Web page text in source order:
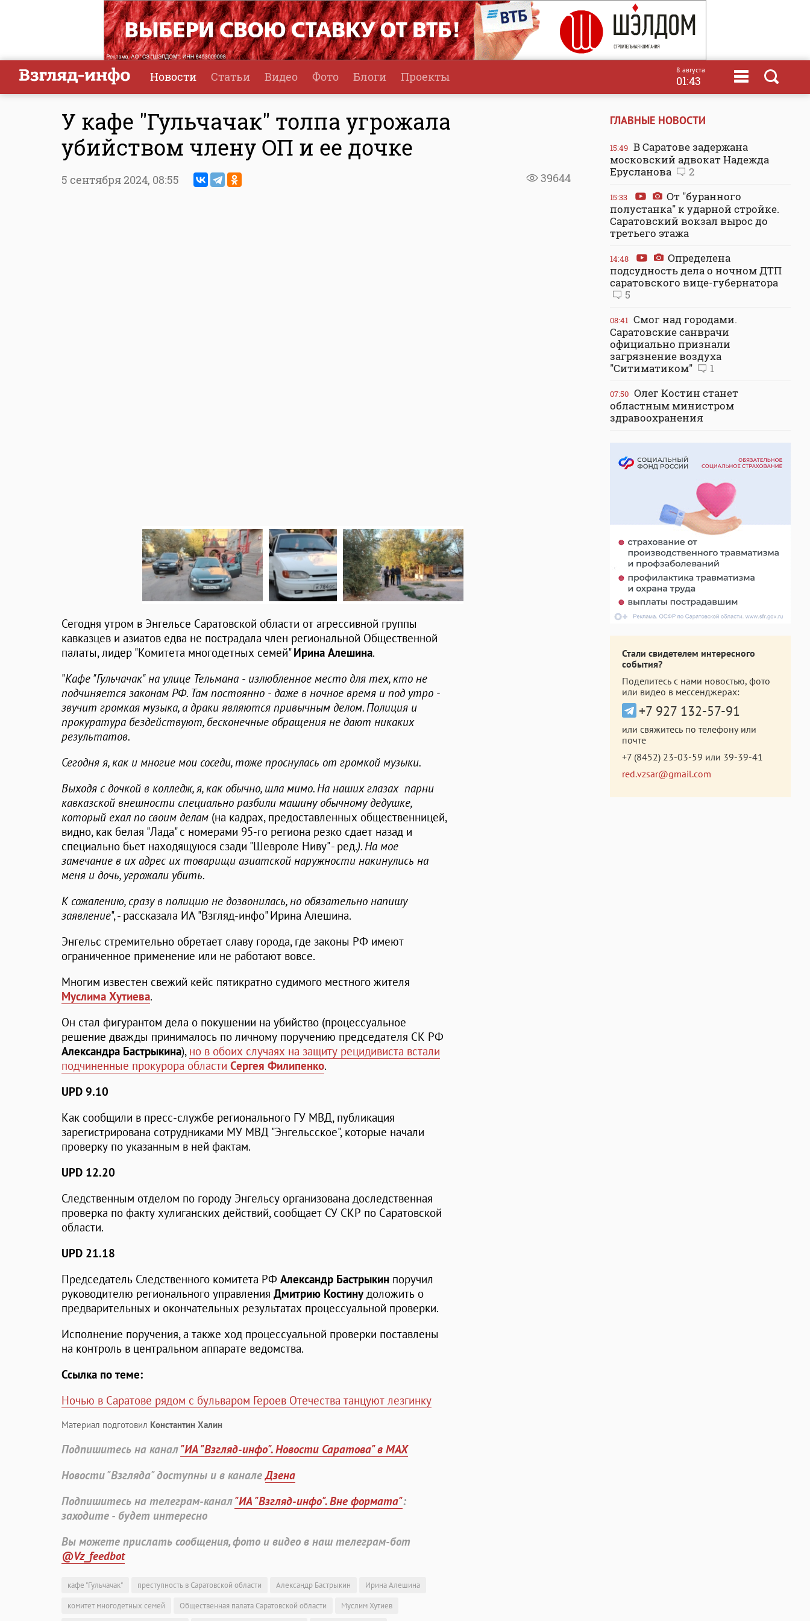
Новости Статьи Видео Фото Блоги Проекты 8 августа
01:43
У кафе "Гульчачак" толпа угрожала
убийством члену ОП и ее дочке
39644
5 сентября 2024, 08:55
Сегодня утром в Энгельсе Саратовской области от агрессивной группы
кавказцев и азиатов едва не пострадала член региональной Общественной
палаты, лидер "Комитета многодетных семей"Ирина Алешина.
"Кафе "Гульчачак" на улице Тельмана - излюбленное место для тех, кто не
подчиняется законам РФ. Там постоянно - даже в ночное время и под утро -
звучит громкая музыка, а драки являются привычным делом. Полиция и
прокуратура бездействуют, бесконечные обращения не дают никаких
результатов.
Сегодня я, как и многие мои соседи, тоже проснулась от громкой музыки.
Выходя с дочкой в колледж, я, как обычно, шла мимо. На наших глазах парни
кавказской внешности специально разбили машину обычному дедушке,
который ехал по своим делам (на кадрах, предоставленных общественницей,
видно, как белая "Лада" с номерами 95-го региона резко сдает назад и
специально бьет находящуюся сзади "Шевроле Ниву" - ред.). На мое
замечание в их адрес их товарищи азиатской наружности накинулись на
меня и дочь, угрожали убить.
К сожалению, сразу в полицию не дозвонилась, но обязательно напишу
заявление", - рассказала ИА "Взгляд-инфо" Ирина Алешина.
Энгельс стремительно обретает славу города, где законы РФ имеют
ограниченное применение или не работают вовсе.
Многим известен свежий кейс пятикратно судимого местного жителя
Муслима Хутиева.
Он стал фигурантом дела о покушении на убийство (процессуальное
решение дважды принималось по личному поручению председателя СК РФ
Александра Бастрыкина), но в обоих случаях на защиту рецидивиста встали
подчиненные прокурора области Сергея Филипенко.
UPD 9.10
Как сообщили в пресс-службе регионального ГУ МВД, публикация
зарегистрирована сотрудниками МУ МВД "Энгельсское", которые начали
проверку по указанным в ней фактам.
UPD 12.20
Следственным отделом по городу Энгельсу организована доследственная
проверка по факту хулиганских действий, сообщает СУ СКР по Саратовской
области.
UPD 21.18
Председатель Следственного комитета РФ Александр Бастрыкин поручил
руководителю регионального управления Дмитрию Костину доложить о
предварительных и окончательных результатах процессуальной проверки.
Исполнение поручения, а также ход процессуальной проверки поставлены
на контроль в центральном аппарате ведомства.
Ссылка по теме:
Ночью в Саратове рядом с бульваром Героев Отечества танцуют лезгинку
Материал подготовил Константин Халин
Подпишитесь на канал"ИА "Взгляд-инфо". Новости Саратова" в MAX
Новости "Взгляда" доступны и в каналеДзена
Подпишитесь на телеграм-канал"ИА "Взгляд-инфо". Вне формата":
заходите - будет интересно
Вы можете прислать сообщения, фото и видео в наш телеграм-бот
@Vz_feedbot
кафе "Гульчачак" преступность в Саратовской области Александр Бастрыкин
Ирина Алешина
комитет многодетных семей
Общественная палата Саратовской области Муслим Хутиев
ГЛАВНЫЕ НОВОСТИ
15:49 В Саратове задержана
московский адвокат Надежда
Ерусланова
2
15:33
От "буранного
полустанка" к ударной стройке.
Саратовский вокзал вырос до
третьего этажа
14:48
Определена
подсудность дела о ночном ДТП
саратовского вице-губернатора
5
08:41 Смог над городами.
Саратовские санврачи
официально признали
загрязнение воздуха
"Ситиматиком"
1
07:50 Олег Костин станет
областным министром
здравоохранения
Стали свидетелем интересного
события?
Поделитесь с нами новостью, фото
или видео в мессенджерах:
+7 927 132-57-91
или свяжитесь по телефону или
почте
+7 (8452) 23-03-59 или 39-39-41
red.vzsar@gmail.com